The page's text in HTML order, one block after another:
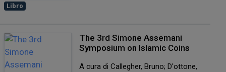
Libro
The 3rd Simone Assemani
Symposium on Islamic Coins
A cura di Callegher, Bruno; D'ottone,